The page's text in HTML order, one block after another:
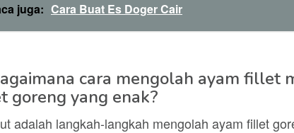
juga: Cara Buat Es Doger Cair
cara mengolah ayam fillet
goreng yang enak?
adalah langkah-langkah mengolah ayam fillet